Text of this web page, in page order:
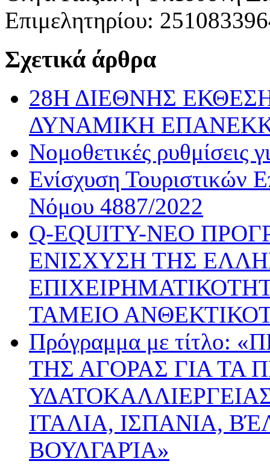
Επιμελητηρίου:
Σχετικά άρθρα
28Η ΔΙΕΘΝΗΣ ΕΚΘΕΣΗ
ΔΥΝΑΜΙΚΗ
Νομοθετικές ρυθμίσεις
Ενίσχυση Τουριστικών
Νόμου 4887/2022
Q-EQUITY-ΝΕΟ
ΕΝΙΣΧΥΣΗ ΤΗΣ
ΤΑΜΕΙΟ
Πρόγραμμα με
ΤΗΣ ΑΓΟΡΑΣ ΓΙΑ ΤΑ
ΙΤΑΛΙΑ, ΙΣΠΑΝΙΑ,
ΒΟΥΛΓΑΡΊΑ»